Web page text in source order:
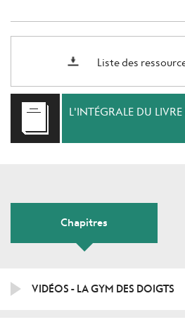
Liste des
L'INTÉGRALE DU
Chapitres
VIDÉOS - LA GYM DES DOIGTS